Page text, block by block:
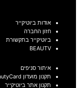
אודות ביוטיקייר
חזון החברה
ביוטיקייר בתקשורת
BEAUTV
איתור סניפים
תקנון מועדון BeautyCard
תקנון אתר ביוטיקייר